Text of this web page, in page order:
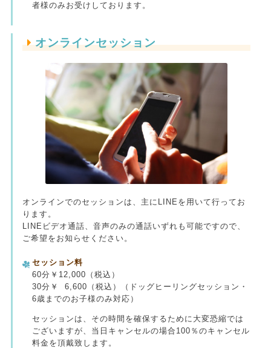
者様のみお受けしております。
オンラインセッション
オンラインでのセッションは、主にLINEを用いて行ってお
ります。
LINEビデオ通話、音声のみの通話いずれも可能ですので、
ご希望をお知らせください。
セッション料
60分￥12,000（税込）
30分￥ 6,600（税込）（ドッグヒーリングセッション・
6歳までのお子様のみ対応）
セッションは、その時間を確保するために大変恐縮では
ございますが、当日キャンセルの場合100％のキャンセル
料金を頂戴致します。